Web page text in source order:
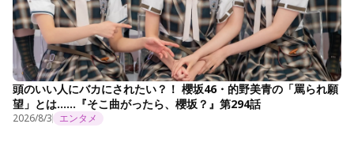
頭のいい人にバカにされたい？！ 櫻坂46・的野美青の「罵られ願
望」とは……『そこ曲がったら、櫻坂？』第294話
2026/8/3 エンタメ